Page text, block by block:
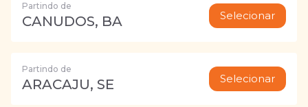
Partindo de
CANUDOS, BA Selecionar
Partindo de
ARACAJU, SE Selecionar